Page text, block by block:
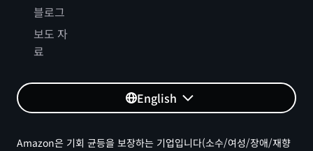
블로그
보도 자
료
English
Amazon은 기회 균등을 보장하는 기업입니다(소수/여성/장애/재향